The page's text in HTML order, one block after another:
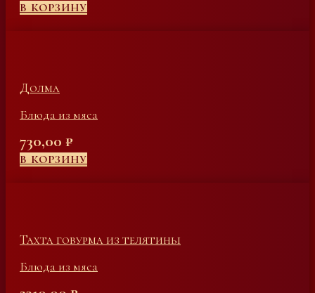
В КОРЗИНУ
Долма
Блюда из мяса
730,00 ₽
В КОРЗИНУ
Тахта говурма из телятины
Блюда из мяса